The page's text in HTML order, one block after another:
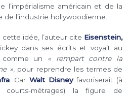
l’impérialisme américain et de la
l’industrie hollywoodienne.
idée, l’auteur cite Eisenstein,
dans ses écrits et voyait au
un « rempart contre la
», pour reprendre les termes de
. CarWalt Disneyfavoriserait (à
courts-métrages) la figure de